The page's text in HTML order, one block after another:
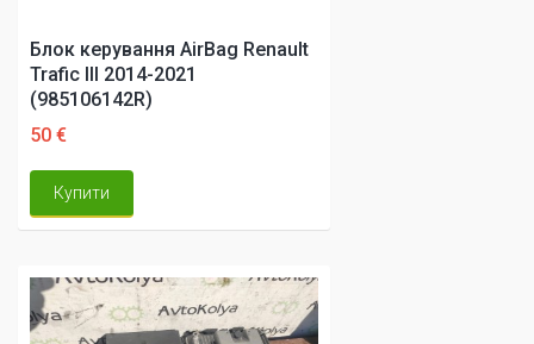
Блок керування AirBag Renault
Trafic III 2014-2021
(985106142R)
50 €
Купити